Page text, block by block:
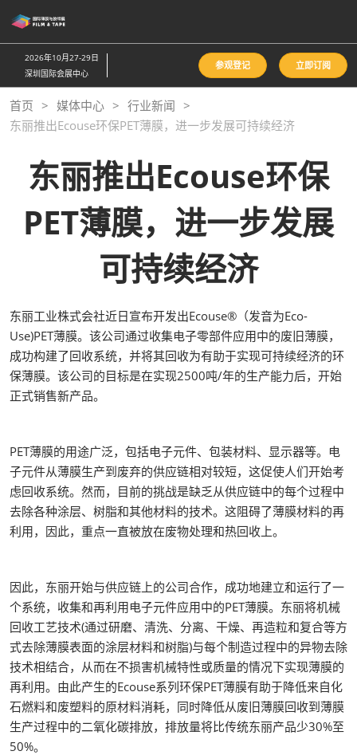
接
跳
至
内
容
2026年10月27-29日
深圳国际会展中心
参观登记 立即订阅
首页 媒体中心
行业新闻
东丽推出Ecouse环保PET薄膜，进一步发展可持续经济
东丽推出Ecouse环保
PET薄膜，进一步发展
可持续经济
东丽工业株式会社近日宣布开发出Ecouse®（发音为Eco-
Use)PET薄膜。该公司通过收集电子零部件应用中的废旧薄膜，
成功构建了回收系统，并将其回收为有助于实现可持续经济的环
保薄膜。该公司的目标是在实现2500吨/年的生产能力后，开始
正式销售新产品。
PET薄膜的用途广泛，包括电子元件、包装材料、显示器等。电
子元件从薄膜生产到废弃的供应链相对较短，这促使人们开始考
虑回收系统。然而，目前的挑战是缺乏从供应链中的每个过程中
去除各种涂层、树脂和其他材料的技术。这阻碍了薄膜材料的再
利用，因此，重点一直被放在废物处理和热回收上。
因此，东丽开始与供应链上的公司合作，成功地建立和运行了一
个系统，收集和再利用电子元件应用中的PET薄膜。东丽将机械
回收工艺技术(通过研磨、清洗、分离、干燥、再造粒和复合等方
式去除薄膜表面的涂层材料和树脂)与每个制造过程中的异物去除
技术相结合，从而在不损害机械特性或质量的情况下实现薄膜的
再利用。由此产生的Ecouse系列环保PET薄膜有助于降低来自化
石燃料和废塑料的原材料消耗，同时降低从废旧薄膜回收到薄膜
生产过程中的二氧化碳排放，排放量将比传统东丽产品少30%至
50%。